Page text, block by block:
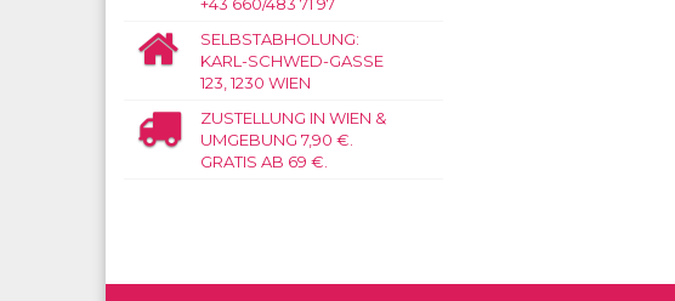
SELBSTABHOLUNG:
KARL-SCHWED-GASSE
123, 1230 WIEN
ZUSTELLUNG IN WIEN &
UMGEBUNG 7,90 €.
GRATIS AB 69 €.